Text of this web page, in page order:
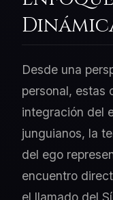
Desde una
personal, estas
integración del
junguianos, la
del ego
encuentro